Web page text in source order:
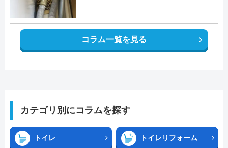
コラム一覧を見る
カテゴリ別にコラムを探す
トイレ トイレリフォーム